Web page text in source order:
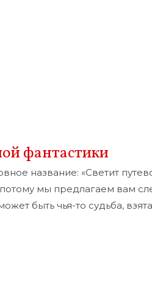
фантастики
название: «Светит
мы предлагаем вам
быть чья-то судьба,